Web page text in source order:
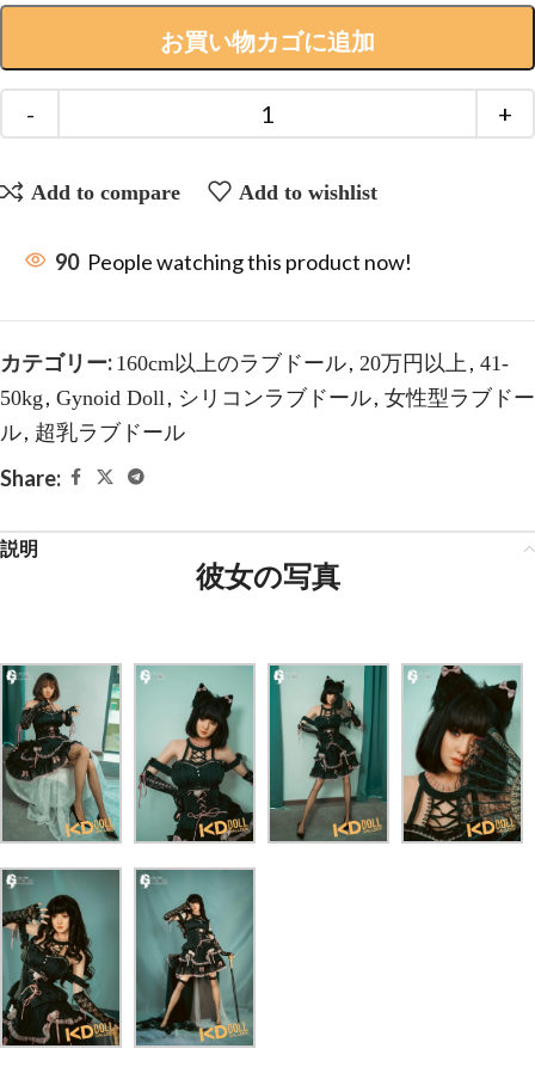
お買い物カゴに追加
Add to compare Add to wishlist
90 People watching this product now!
カテゴリー: 160cm以上のラブドール, 20万円以上 , 41-
50kg , Gynoid Doll, シリコンラブドール, 女性型ラブドー
ル, 超乳ラブドール
Share:
説明
彼女の写真